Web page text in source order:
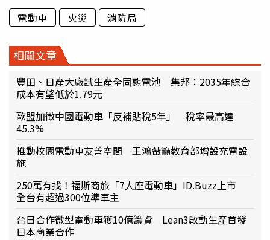
電動車 火災 消防局
相關文章
豐田、日產大廠試生產全固態電池 集邦：2035年綜合
成本有望低於1.79元
歐盟加徵中國電動車「反補貼稅5年」 稅率最高達
45.3%
推動校園電動車友善空間 王鴻薇籲教育部增設充電設
施
250萬有找！福斯商旅「7人座電動車」ID.Buzz上市
全台有超過300位準車主
台日合作微型電動車獲10億籌資 Lean3啟動生產首發
日本商業合作